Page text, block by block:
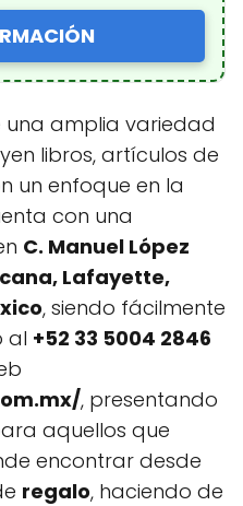
una amplia variedad
libros, artículos de
un enfoque en la
con una
C. Manuel López
Lafayette,
, siendo fácilmente
al +52 33 5004 2846
, presentando
aquellos que
encontrar desde
regalo, haciendo de